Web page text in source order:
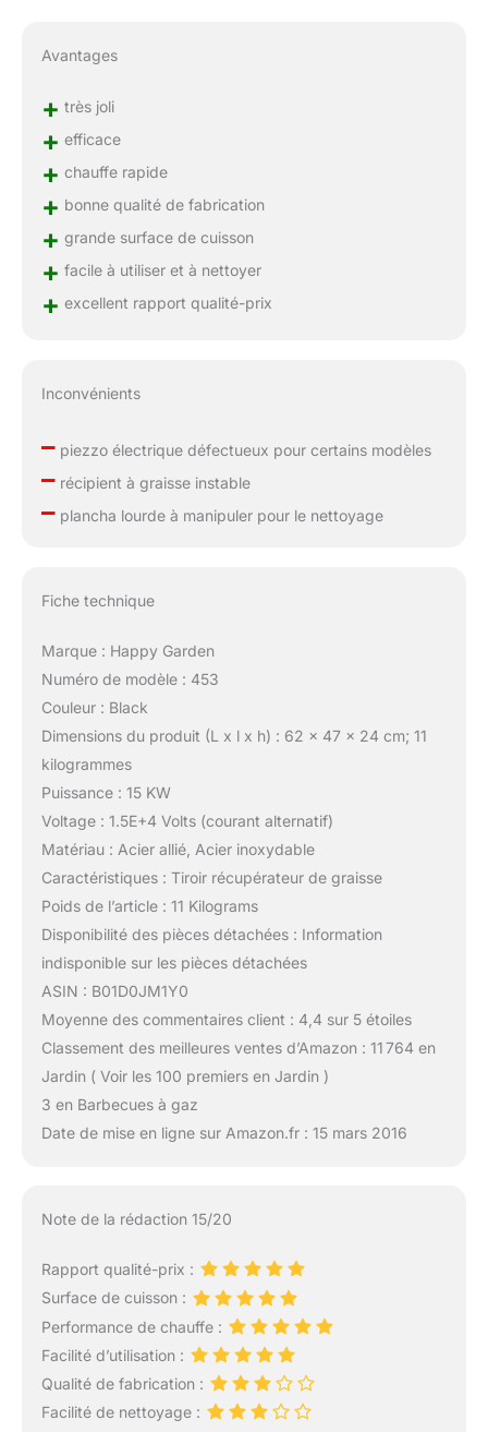
Avantages
+ très joli
+ efficace
+ chauffe rapide
+ bonne qualité de fabrication
+ grande surface de cuisson
+ facile à utiliser et à nettoyer
+ excellent rapport qualité-prix
Inconvénients
–piezzo électrique défectueux pour certains modèles
–récipient à graisse instable
–plancha lourde à manipuler pour le nettoyage
Fiche technique
Marque : Happy Garden
Numéro de modèle : 453
Couleur : Black
Dimensions du produit (L x l x h) : 62 x 47 x 24 cm; 11
kilogrammes
Puissance : 15 KW
Voltage : 1.5E+4 Volts (courant alternatif)
Matériau : Acier allié, Acier inoxydable
Caractéristiques : Tiroir récupérateur de graisse
Poids de l’article : 11 Kilograms
Disponibilité des pièces détachées : Information
indisponible sur les pièces détachées
ASIN : B01D0JM1Y0
Moyenne des commentaires client : 4,4 sur 5 étoiles
Classement des meilleures ventes d’Amazon : 11 764 en
Jardin ( Voir les 100 premiers en Jardin )
3 en Barbecues à gaz
Date de mise en ligne sur Amazon.fr : 15 mars 2016
Note de la rédaction 15/20
Rapport qualité-prix :
Surface de cuisson :
Performance de chauffe :
Facilité d’utilisation :
Qualité de fabrication :
Facilité de nettoyage :